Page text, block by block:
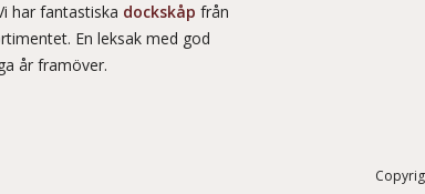
har fantastiska dockskåp från
En leksak med god
år framöver.